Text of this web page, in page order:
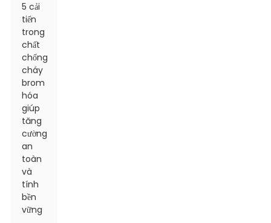
5 cải
tiến
trong
chất
chống
cháy
brom
hóa
giúp
tăng
cường
an
toàn
và
tính
bền
vững